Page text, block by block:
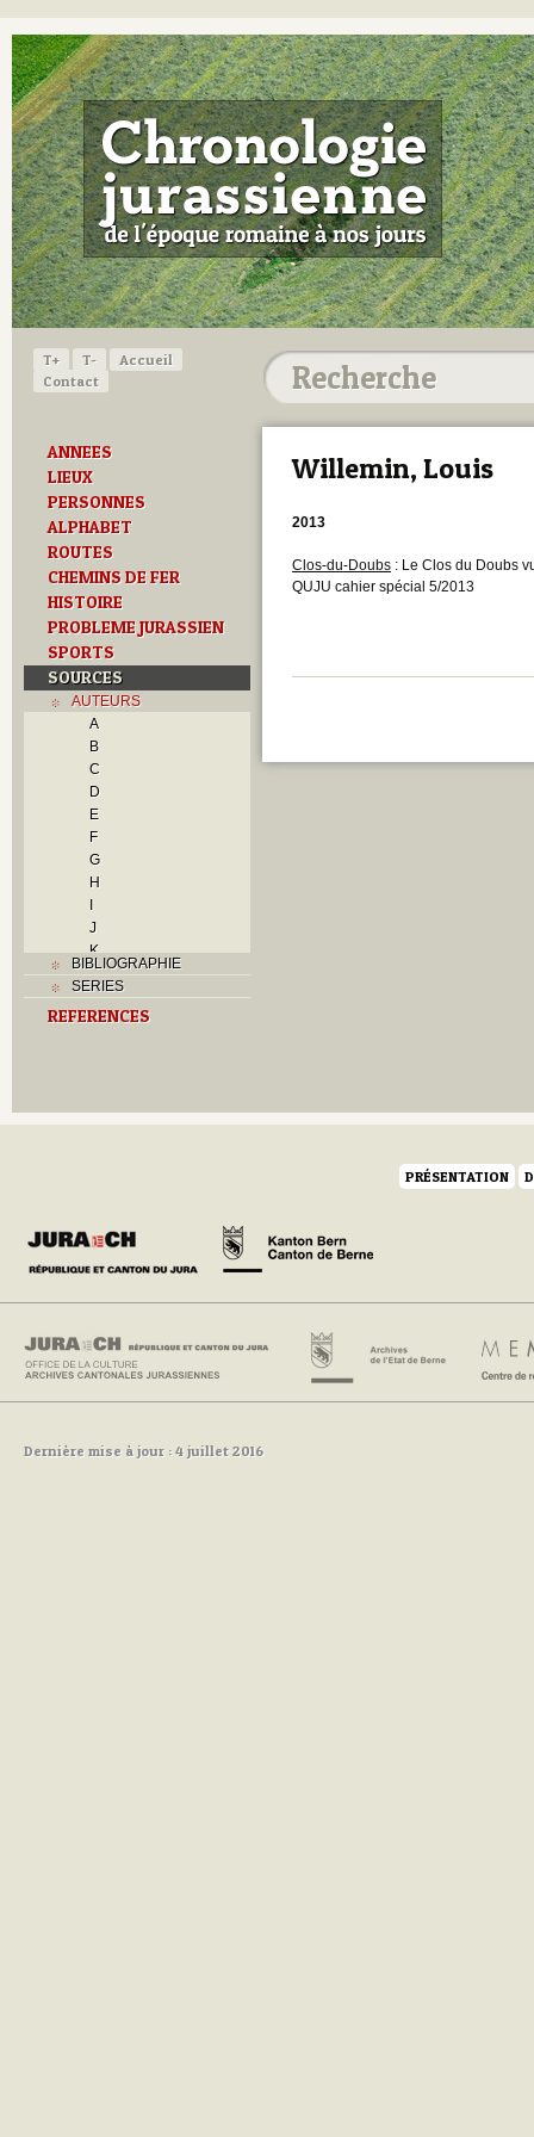
T+ T-
Accueil
Contact
ANNEES
LIEUX
PERSONNES
ALPHABET
ROUTES
CHEMINS DE FER
HISTOIRE
PROBLEME JURASSIEN
SPORTS
SOURCES
AUTEURS
A
B
C
D
E
F
G
H
I
J
K
L
M
N
Y
Z
BIBLIOGRAPHIE
SERIES
REFERENCES
Willemin, Louis
2013
Clos-du-Doubs : Le Clos du Doubs
QUJU cahier spécial 5/2013
PRÉSENTATION
Dernière mise à jour : 4 juillet 2016